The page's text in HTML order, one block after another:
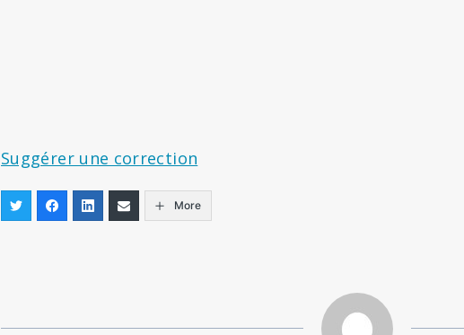
Suggérer une correction
More